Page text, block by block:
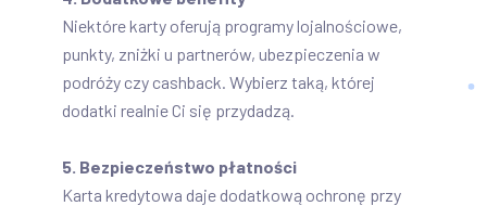
Niektóre karty oferują programy lojalnościowe,
punkty, zniżki u partnerów, ubezpieczenia w
podróży czy cashback. Wybierz taką, której
dodatki realnie Ci się przydadzą.
5. Bezpieczeństwo płatności
Karta kredytowa daje dodatkową ochronę przy